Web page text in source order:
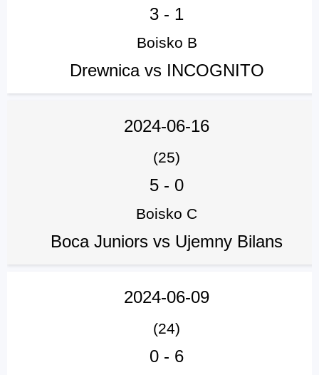
3 - 1
Boisko B
Drewnica vs INCOGNITO
2024-06-16
(25)
5 - 0
Boisko C
Boca Juniors vs Ujemny Bilans
2024-06-09
(24)
0 - 6